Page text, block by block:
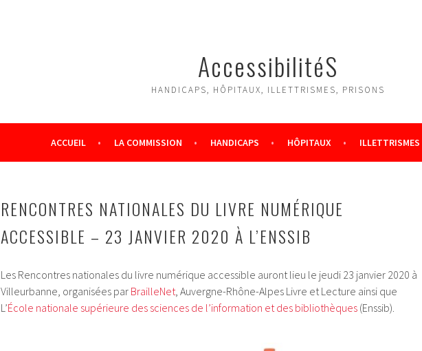
AccessibilitéS
HANDICAPS, HÔPITAUX, ILLETTRISMES, PRISONS
ACCUEIL LA COMMISSION HANDICAPS HÔPITAUX ILLETTRISMES
RENCONTRES NATIONALES DU LIVRE NUMÉRIQUE
ACCESSIBLE – 23 JANVIER 2020 À L’ENSSIB
Les Rencontres nationales du livre numérique accessible auront lieu le jeudi 23 janvier 2020 à
Villeurbanne, organisées par BrailleNet, Auvergne-Rhône-Alpes Livre et Lecture ainsi que
L’École nationale supérieure des sciences de l’information et des bibliothèques (Enssib).